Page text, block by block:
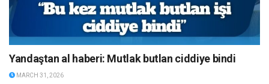
Yandaştan al haberi: Mutlak butlan ciddiye bindi
MARCH 31, 2026